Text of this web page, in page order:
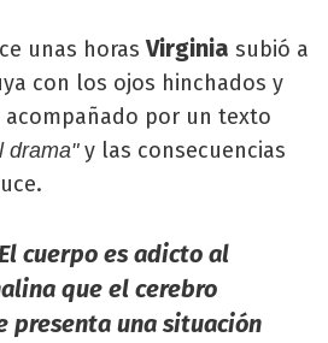
unas horasVirginia subió a
con los ojos hinchados y
por un texto
drama"y las consecuencias
cuerpo es adicto al
que el cerebro
presenta una situación